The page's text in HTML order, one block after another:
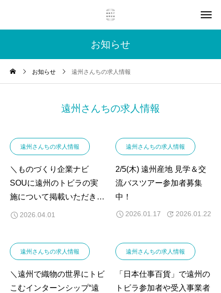
お知らせ
お知らせ 遠州さんちの求人情報
遠州さんちの求人情報
遠州さんちの求人情報
＼ものづくり企業ナビ
SOUに遠州のトビラの実
施について掲載いただきま
した！／
2026.04.01
遠州さんちの求人情報
2/5(木) 遠州産地 見学＆交
流バスツアー参加者募集
中！
2026.01.17 2026.01.22
遠州さんちの求人情報
＼遠州で織物の世界にトビ
こむインターンシップ“遠
遠州さんちの求人情報
「日本仕事百貨」で遠州の
トビラ参加者や受入事業者